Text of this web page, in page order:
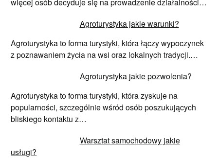
Agroturystyka jakie warunki?
Agroturystyka to forma turystyki, która łączy wypoczynek
z poznawaniem życia na wsi oraz lokalnych tradycji.…
Agroturystyka jakie pozwolenia?
Agroturystyka to forma turystyki, która zyskuje na
popularności, szczególnie wśród osób poszukujących
bliskiego kontaktu z…
Warsztat samochodowy jakie
usługi?